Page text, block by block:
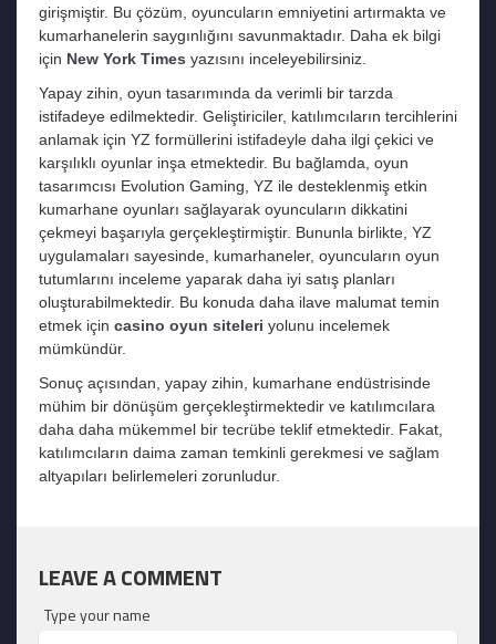
girişmiştir. Bu çözüm, oyuncuların emniyetini artırmakta ve
kumarhanelerin saygınlığını savunmaktadır. Daha ek bilgi
için New York Times yazısını inceleyebilirsiniz.
Yapay zihin, oyun tasarımında da verimli bir tarzda
istifadeye edilmektedir. Geliştiriciler, katılımcıların tercihlerini
anlamak için YZ formüllerini istifadeyle daha ilgi çekici ve
karşılıklı oyunlar inşa etmektedir. Bu bağlamda, oyun
tasarımcısı Evolution Gaming, YZ ile desteklenmiş etkin
kumarhane oyunları sağlayarak oyuncuların dikkatini
çekmeyi başarıyla gerçekleştirmiştir. Bununla birlikte, YZ
uygulamaları sayesinde, kumarhaneler, oyuncuların oyun
tutumlarını inceleme yaparak daha iyi satış planları
oluşturabilmektedir. Bu konuda daha ilave malumat temin
etmek için casino oyun siteleri yolunu incelemek
mümkündür.
Sonuç açısından, yapay zihin, kumarhane endüstrisinde
mühim bir dönüşüm gerçekleştirmektedir ve katılımcılara
daha daha mükemmel bir tecrübe teklif etmektedir. Fakat,
katılımcıların daima zaman temkinli gerekmesi ve sağlam
altyapıları belirlemeleri zorunludur.
LEAVE A COMMENT
Type your name